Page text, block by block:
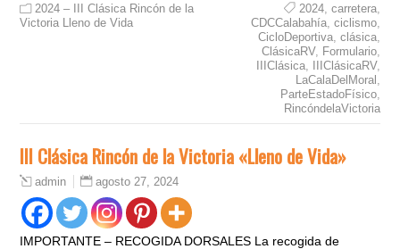
2024 – III Clásica Rincón de la
Victoria Lleno de Vida
2024, carretera,
CDCCalabahía, ciclismo,
CicloDeportiva, clásica,
ClásicaRV, Formulario,
IIIClásica, IIIClásicaRV,
LaCalaDelMoral
ParteEstadoFísico,
RincóndelaVictoria
III Clásica Rincón de la Victoria «Lleno de Vida»
admin agosto 27, 2024
IMPORTANTE – RECOGIDA DORSALES La recogida de